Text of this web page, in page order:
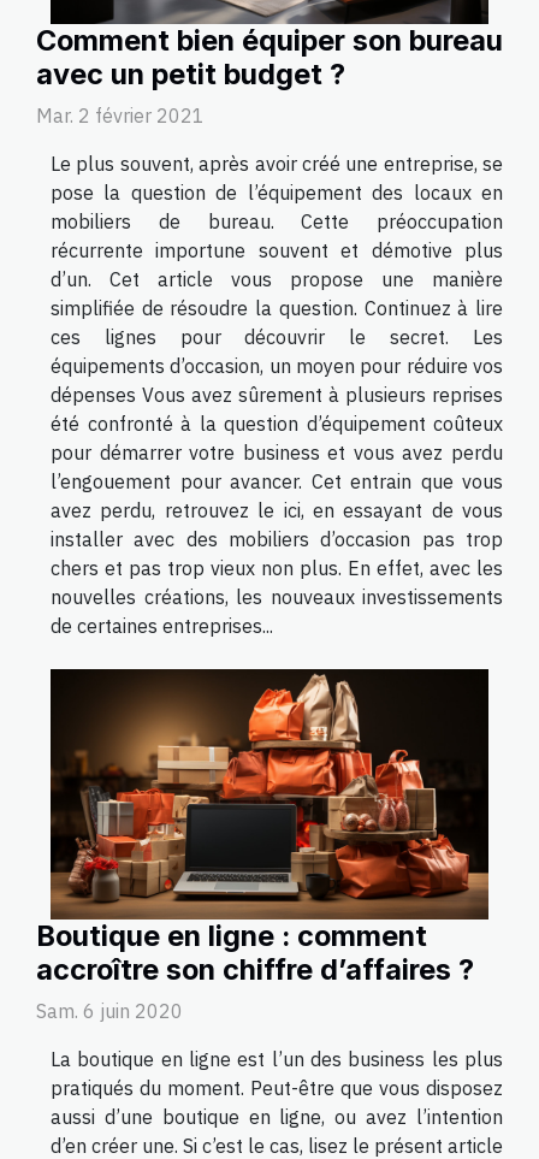
Comment bien équiper son bureau
avec un petit budget ?
Mar. 2 février 2021
Le plus souvent, après avoir créé une entreprise, se
pose la question de l’équipement des locaux en
mobiliers de bureau. Cette préoccupation
récurrente importune souvent et démotive plus
d’un. Cet article vous propose une manière
simplifiée de résoudre la question. Continuez à lire
ces lignes pour découvrir le secret. Les
équipements d’occasion, un moyen pour réduire vos
dépenses Vous avez sûrement à plusieurs reprises
été confronté à la question d’équipement coûteux
pour démarrer votre business et vous avez perdu
l’engouement pour avancer. Cet entrain que vous
avez perdu, retrouvez le ici, en essayant de vous
installer avec des mobiliers d’occasion pas trop
chers et pas trop vieux non plus. En effet, avec les
nouvelles créations, les nouveaux investissements
de certaines entreprises...
Boutique en ligne : comment
accroître son chiffre d’affaires ?
Sam. 6 juin 2020
La boutique en ligne est l’un des business les plus
pratiqués du moment. Peut-être que vous disposez
aussi d’une boutique en ligne, ou avez l’intention
d’en créer une. Si c’est le cas, lisez le présent article